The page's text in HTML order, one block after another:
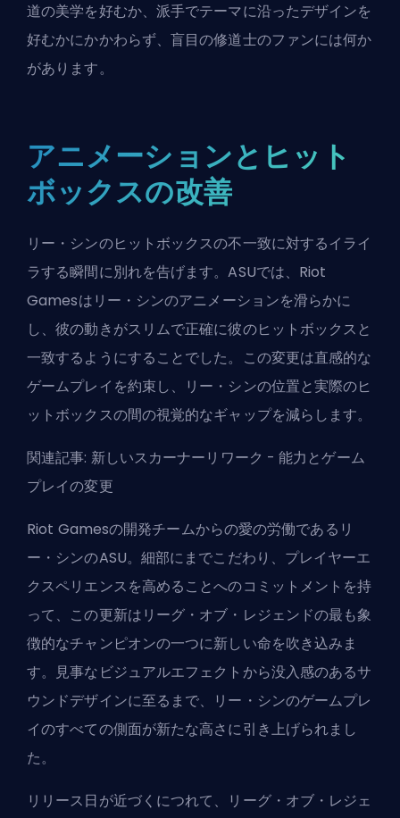
道の美学を好むか、派手でテーマに沿ったデザインを
好むかにかかわらず、盲目の修道士のファンには何か
があります。
アニメーションとヒット
ボックスの改善
リー・シンのヒットボックスの不一致に対するイライ
ラする瞬間に別れを告げます。ASUでは、Riot
Gamesはリー・シンのアニメーションを滑らかに
し、彼の動きがスリムで正確に彼のヒットボックスと
一致するようにすることでした。この変更は直感的な
ゲームプレイを約束し、リー・シンの位置と実際のヒ
ットボックスの間の視覚的なギャップを減らします。
関連記事: 新しいスカーナーリワーク - 能力とゲーム
プレイの変更
Riot Gamesの開発チームからの愛の労働であるリ
ー・シンのASU。細部にまでこだわり、プレイヤーエ
クスペリエンスを高めることへのコミットメントを持
って、この更新はリーグ・オブ・レジェンドの最も象
徴的なチャンピオンの一つに新しい命を吹き込みま
す。見事なビジュアルエフェクトから没入感のあるサ
ウンドデザインに至るまで、リー・シンのゲームプレ
イのすべての側面が新たな高さに引き上げられまし
た。
リリース日が近づくにつれて、リーグ・オブ・レジェ